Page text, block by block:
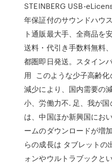
STEINBERG USB-
年保証付のサウンドハウ
ト通販最大手、全商品を
送料・代引き手数料無料
都圏即日発送。スタイン
用 このような少子高齢
減少により、国内需要の
小、労働力不. 足、我が
は、中国ほか新興国にお
ームのダウンロードが増
らの成長は タブレットの
ォンやウルトラブックと